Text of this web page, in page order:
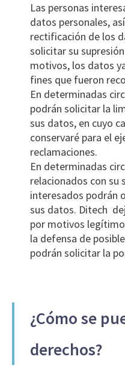
Las personas
datos personales,
rectificación de los
solicitar su
motivos, los datos
fines que fueron
En determinadas
podrán solicitar la
sus datos, en cuyo
conservaré para el
reclamaciones.
En determinadas
relacionados con su
interesados podrán
sus datos. Ditech
por motivos
la defensa de
podrán solicitar la
¿Cómo se
derechos?